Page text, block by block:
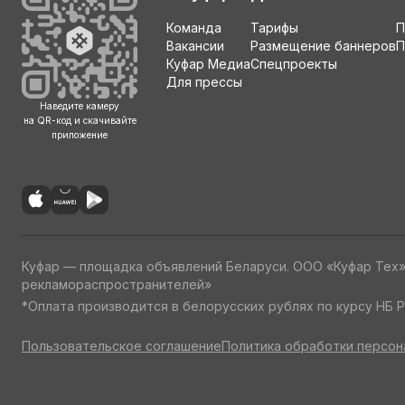
- Подбор и сборка компьютеров (с гарантией и
- Подключение и настройка принтера, сканера, МФУ,
- Установка драйверов, обновление драйверов
- Замена термопасты ноутбука, устранение
- Ускорение интернета
- Установка программ для работы, учебы, интернета,
- Восстановление данных после удаления и
Наведите камеру
на QR-код и скачивайте
приложение
Команда
Вакансии
Куфар Медиа
Для прессы
Тарифы
Размещение баннеров
Спецпроекты
Куфар — площадка объявлений Беларуси. ООО «Куфар
рекламораспространителей»
*Оплата производится в белорусских рублях по курсу НБ
Пользовательское соглашениеПолитика обработки